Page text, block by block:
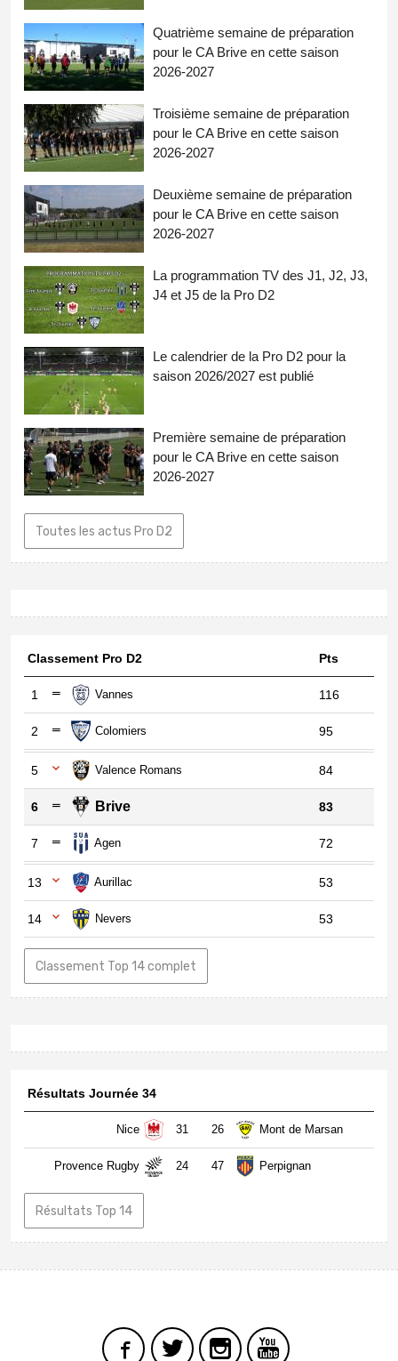
Quatrième semaine de préparation
pour le CA Brive en cette saison
2026-2027
Troisième semaine de préparation
pour le CA Brive en cette saison
2026-2027
Deuxième semaine de préparation
pour le CA Brive en cette saison
2026-2027
La programmation TV des J1, J2, J3,
J4 et J5 de la Pro D2
Le calendrier de la Pro D2 pour la
saison 2026/2027 est publié
Première semaine de préparation
pour le CA Brive en cette saison
2026-2027
Toutes les actus Pro D2
Classement Pro D2 Pts
1 Vannes 116
2 Colomiers 95
5 Valence Romans 84
6 Brive 83
7 Agen 72
13 Aurillac 53
14 Nevers 53
Classement Top 14 complet
Résultats Journée 34
Nice 31 26 Mont de Marsan
Provence Rugby 24 47 Perpignan
Résultats Top 14